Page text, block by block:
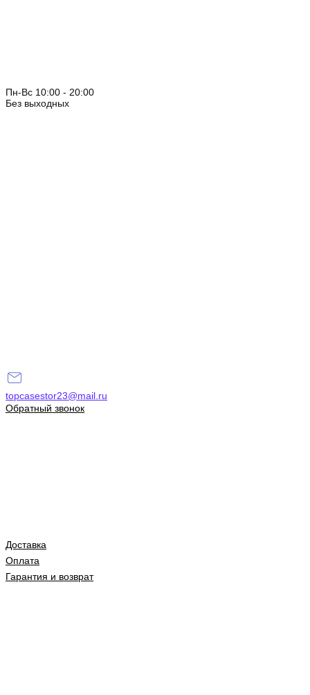
Пн-Вс 10:00 - 20:00
Без выходных
topcasestor23@mail.ru
Обратный звонок
Доставка
Оплата
Гарантия и возврат